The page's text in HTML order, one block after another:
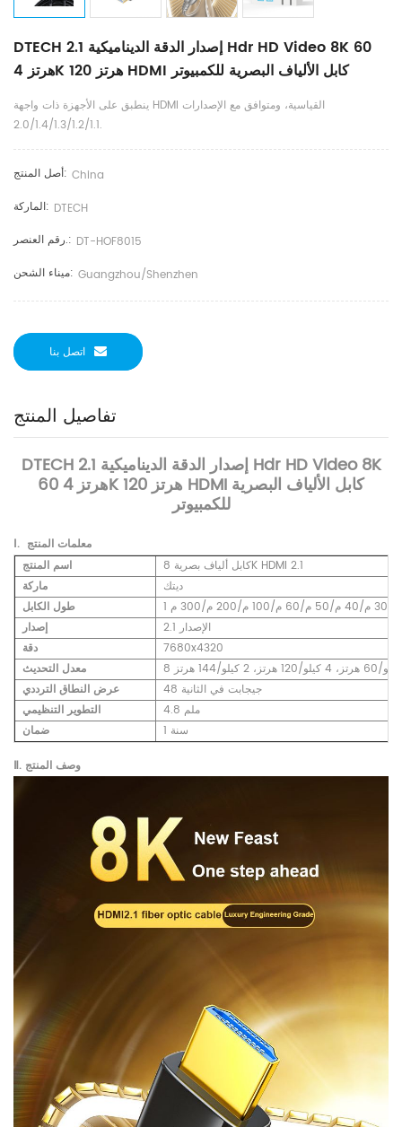
DTECH 2.1 إصدار الدقة الديناميكية Hdr HD Video 8K 60
هرتز 4K 120 هرتز HDMI كابل الألياف البصرية للكمبيوتر
ينطبق على الأجهزة ذات واجهة HDMI القياسية، ومتوافق مع الإصدارات
2.0/1.4/1.3/1.2/1.1.
أصل المنتج: China
الماركة: DTECH
رقم العنصر.: DT-HOF8015
ميناء الشحن: Guangzhou/Shenzhen
اتصل بنا
تفاصيل المنتج
DTECH 2.1 إصدار الدقة الديناميكية Hdr HD Video 8K
60 هرتز 4K 120 هرتز HDMI كابل الألياف البصرية
للكمبيوتر
Ⅰ. معلمات
اسم المنتج
كابل ألياف بصرية 8K HDMI 2.1
ماركة
ديتك
طول الكابل
إصدار
الإصدار 2.1
دقة
7680x4320
معدل التحديث
8 كيلو/60 هرتز، 4 كيلو/120 هرتز، 2 كيلو/144 هرتز
عرض النطاق الترددي
48 جيجابت في الثانية
التطوير التنظيمي
4.8 ملم
ضمان
1 سنة
Ⅱ. وصف المنتج